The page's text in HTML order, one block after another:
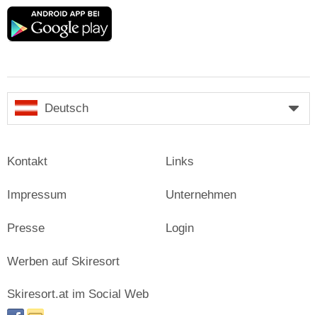
Google
Deutsch
Kontakt
Impressum
Presse
Links
Unternehmen
Login
Werben auf Skiresort
Skiresort.at im Social Web